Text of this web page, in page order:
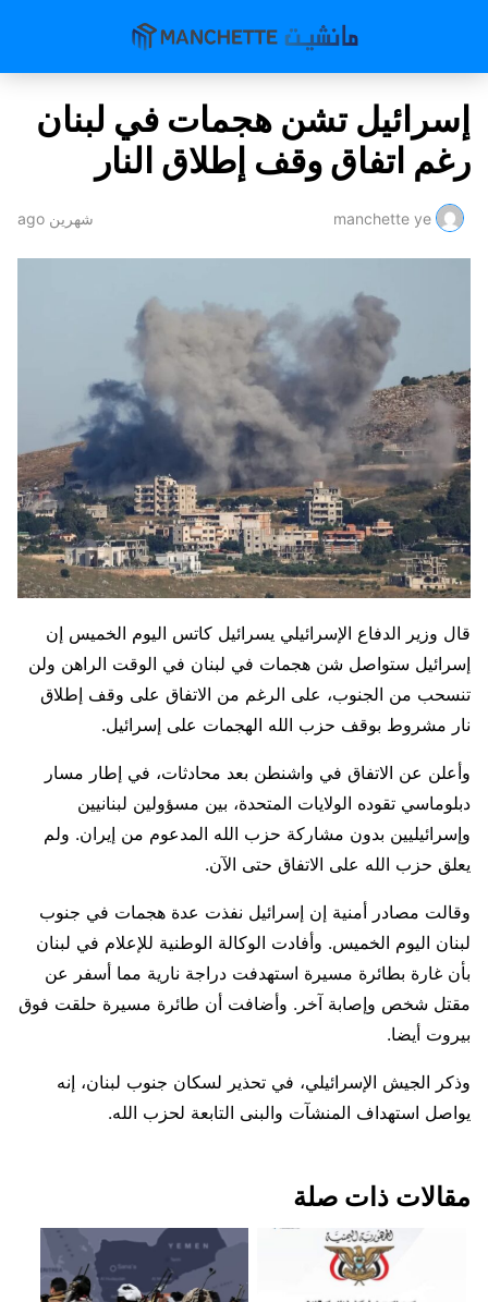
إسرائيل تشن هجمات في لبنان
رغم اتفاق وقف إطلاق النار
manchette ye شهرين ago
قال وزير الدفاع الإسرائيلي يسرائيل كاتس اليوم الخميس إن
إسرائيل ستواصل شن هجمات ​في لبنان في الوقت الراهن ولن
تنسحب من الجنوب، على الرغم من الاتفاق على وقف إطلاق
نار مشروط بوقف حزب الله الهجمات على إسرائيل.
وأعلن عن ‌الاتفاق في واشنطن بعد محادثات، في إطار مسار
دبلوماسي تقوده الولايات المتحدة، بين مسؤولين لبنانيين
وإسرائيليين بدون مشاركة حزب الله المدعوم من إيران. ولم
يعلق حزب الله على الاتفاق حتى الآن.
وقالت مصادر أمنية إن إسرائيل نفذت عدة هجمات في جنوب
لبنان اليوم الخميس. وأفادت الوكالة الوطنية للإعلام في لبنان
بأن غارة بطائرة مسيرة استهدفت دراجة نارية مما أسفر عن
مقتل شخص وإصابة آخر. وأضافت أن طائرة مسيرة حلقت ​فوق
بيروت أيضا.
وذكر الجيش الإسرائيلي، في تحذير لسكان جنوب لبنان، إنه
يواصل استهداف المنشآت والبنى التابعة لحزب الله.
مقالات ذات صلة